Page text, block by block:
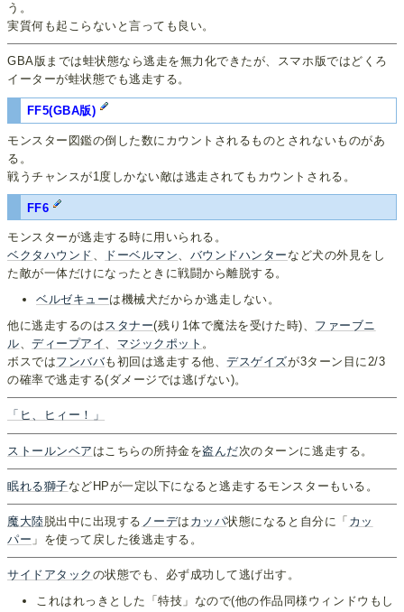
う。
実質何も起こらないと言っても良い。
GBA版までは蛙状態なら逃走を無力化できたが、スマホ版ではどくろ
イーターが蛙状態でも逃走する。
FF5(GBA版)
モンスター図鑑の倒した数にカウントされるものとされないものがあ
る。
戦うチャンスが1度しかない敵は逃走されてもカウントされる。
FF6
モンスターが逃走する時に用いられる。
ベクタハウンド 、 ドーベルマン、 バウンドハンター など犬の外見をし
た敵が一体だけになったときに戦闘から離脱する。
ベルゼキューは機械犬だからか逃走しない。
他に逃走するのはスタナー(残り1体で魔法を受けた時)、 ファーブニ
ル、ディープアイ 、 マジックポット 。
ボスではフンババも初回は逃走する他、デスゲイズが3ターン目に2/3
の確率で逃走する(ダメージでは逃げない)。
「ヒ、ヒィー！」
ストールンベア はこちらの所持金を盗んだ次のターンに逃走する。
眠れる獅子などHPが一定以下になると逃走するモンスターもいる。
魔大陸脱出中に出現する ノーデは カッパ状態になると自分に「 カッ
パー 」を使って戻した後逃走する。
サイドアタック の状態でも、必ず成功して逃げ出す。
これはれっきとした「特技」なので(他の作品同様ウィンドウもし